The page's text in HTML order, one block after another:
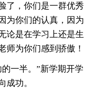
了，你们是一群优秀
为你们的认真，因为
论是在学习上还是生
师为你们感到骄傲！
一半。”新学期开学
成功。